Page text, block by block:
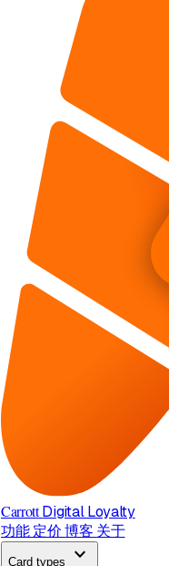
Carrott Digital Loyalty
功能 定价博客 关于
Card types
expand_more